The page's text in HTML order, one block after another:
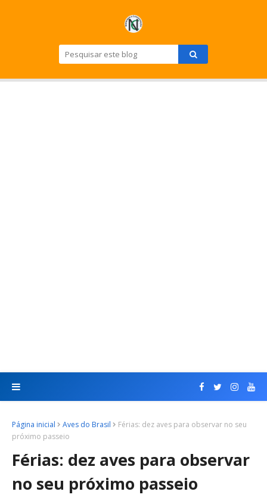
Página inicial Aves do Brasil
Férias: dez aves para observar no seu
próximo passeio
Férias: dez aves para observar
no seu próximo passeio